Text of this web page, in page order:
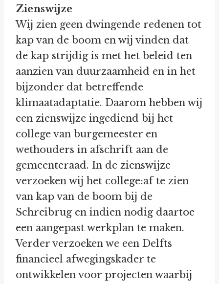
Zienswijze
Wij zien geen dwingende redenen tot
kap van de boom en wij vinden dat
de kap strijdig is met het beleid ten
aanzien van duurzaamheid en in het
bijzonder dat betreffende
klimaatadaptatie. Daarom hebben wij
een zienswijze ingediend bij het
college van burgemeester en
wethouders in afschrift aan de
gemeenteraad. In de zienswijze
verzoeken wij het college:af te zien
van kap van de boom bij de
Schreibrug en indien nodig daartoe
een aangepast werkplan te maken.
Verder verzoeken we een Delfts
financieel afwegingskader te
ontwikkelen voor projecten waarbij